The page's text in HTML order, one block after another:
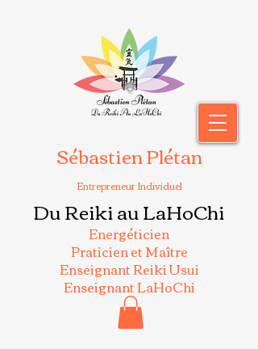
Sébastien Plétan
Entrepreneur Individuel
Du Reiki au LaHoChi
Energéticien
Praticien et Maître
Enseignant Reiki Usui
Enseignant LaHoChi